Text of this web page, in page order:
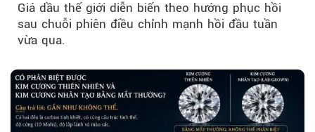
Giá dầu thế giới diễn biến theo hướng phục hồi
sau chuỗi phiên điều chỉnh mạnh hồi đầu tuần
vừa qua.